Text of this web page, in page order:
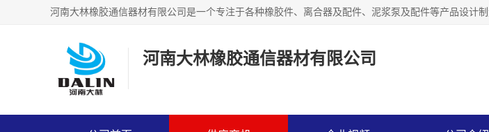
河南大林橡胶通信器材有限公司